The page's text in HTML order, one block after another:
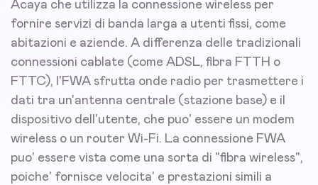
Acaya che utilizza la connessione wireless per
fornire servizi di banda larga a utenti fissi, come
abitazioni e aziende. A differenza delle tradizionali
connessioni cablate (come ADSL, fibra FTTH o
FTTC), l'FWA sfrutta onde radio per trasmettere i
dati tra un'antenna centrale (stazione base) e il
dispositivo dell'utente, che puo' essere un modem
wireless o un router Wi-Fi. La connessione FWA
puo' essere vista come una sorta di "fibra wireless",
poiche' fornisce velocita' e prestazioni simili a